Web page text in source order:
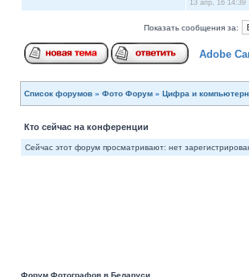
13 апр, 16 14:39
Показать сообщения за:
Adobe
Список форумов » Фото Форум » Цифра и
Кто сейчас на конференции
Сейчас этот форум просматривают: нет
Форум Фотографов в Беларуси